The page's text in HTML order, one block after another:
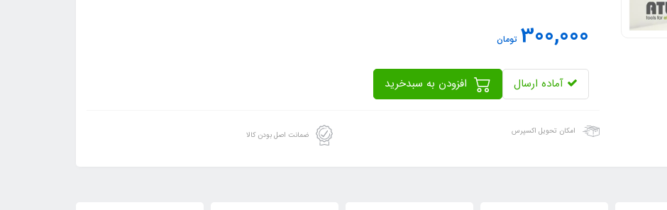
300,000 تومان
آماده ارسال
امکان تحویل اکسپرس ضمانت اصل بودن کالا